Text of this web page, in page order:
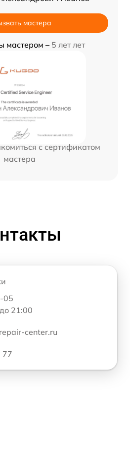
мастера
мастером – 5 лет лет
с сертификатом
мастера
05
21:00
center.ru
77